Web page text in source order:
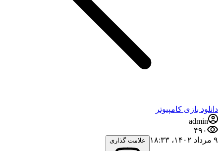
بازی کامپیوتر
admin
۴۹۰
علامت گذاری